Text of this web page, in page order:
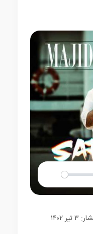
Play
۱۴۰۲